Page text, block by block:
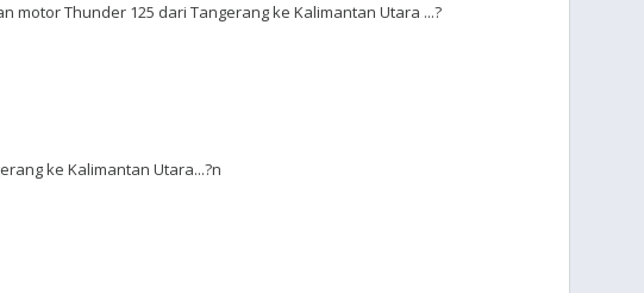
motor Thunder 125 dari Tangerang ke Kalimantan Utara ...?
ke Kalimantan Utara...?n